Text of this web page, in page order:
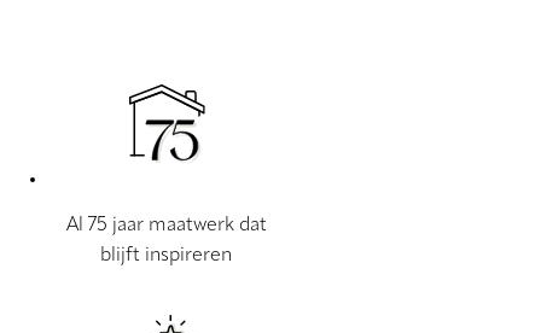
Al 75 jaar maatwerk dat
blijft inspireren